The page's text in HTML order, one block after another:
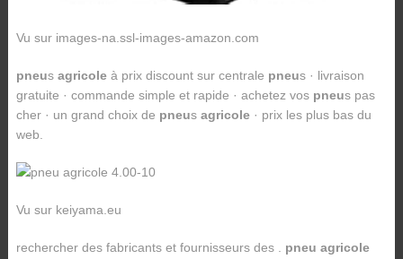
Vu sur images-na.ssl-images-amazon.com
pneus agricoleà prix discount sur centrale pneus · livraison
gratuite · commande simple et rapide · achetez vos pneus pas
cher · un grand choix de pneus agricole· prix les plus bas du
web.
Vu sur keiyama.eu
rechercher des fabricants et fournisseurs des . pneu agricole